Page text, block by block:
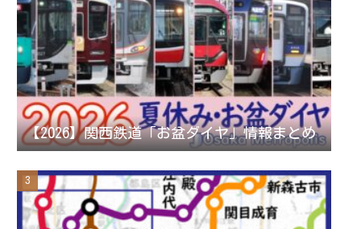
m h
a
n
n
e
【2026】関西鉄道「お盆ダイヤ」情報まとめ